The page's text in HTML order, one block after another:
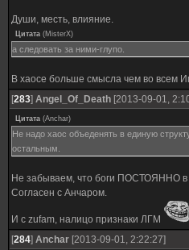
Души, месть, влияние.
Цитата (MisterX)
а следовать за ними-глупо.
В хаосе больше смысла чем во всем
[283] Angel_Оf_Death [2013-09-01,
Цитата (Anchar)
Не надо хаос объеденять в единую
остальным.
Не забываем, что боги ПОСТОЯННО в
Согласен с Анчаром.
И с zufam, налицо признаки ЛГМ
[284] Anchar [2013-09-01, 2:22:27]